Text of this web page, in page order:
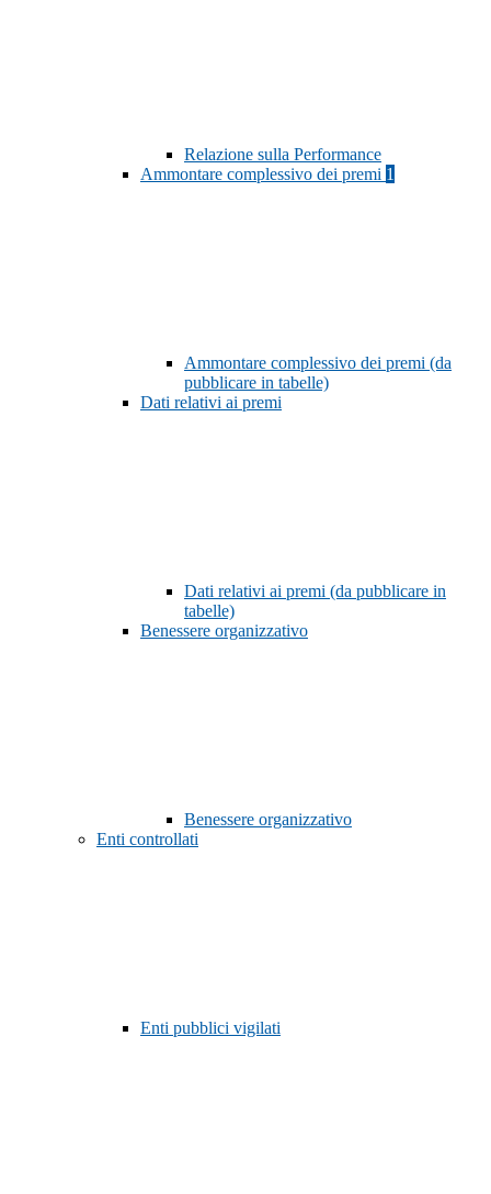
Relazione sulla Performance
Ammontare complessivo dei premi 1
Ammontare complessivo dei premi (da
pubblicare in tabelle)
Dati relativi ai premi
Dati relativi ai premi (da pubblicare in
tabelle)
Benessere organizzativo
Benessere organizzativo
Enti controllati
Enti pubblici vigilati